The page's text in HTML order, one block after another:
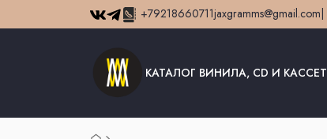
+79218660711jaxgramms@gmail.com
КАТАЛОГ ВИНИЛА, CD И КАССЕТ